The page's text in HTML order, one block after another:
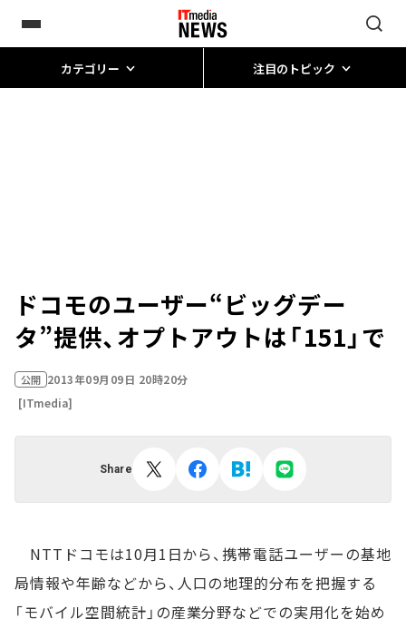
カテゴリー 注目のトピック
ドコモのユーザー“ビッグデー
タ”提供、オプトアウトは「151」で
公開 2013年09月09日 20時20分
[ITmedia]
Share
NTTドコモは10月1日から、携帯電話ユーザーの基地
局情報や年齢などから、人口の地理的分布を把握する
「モバイル空間統計」の産業分野などでの実用化を始め